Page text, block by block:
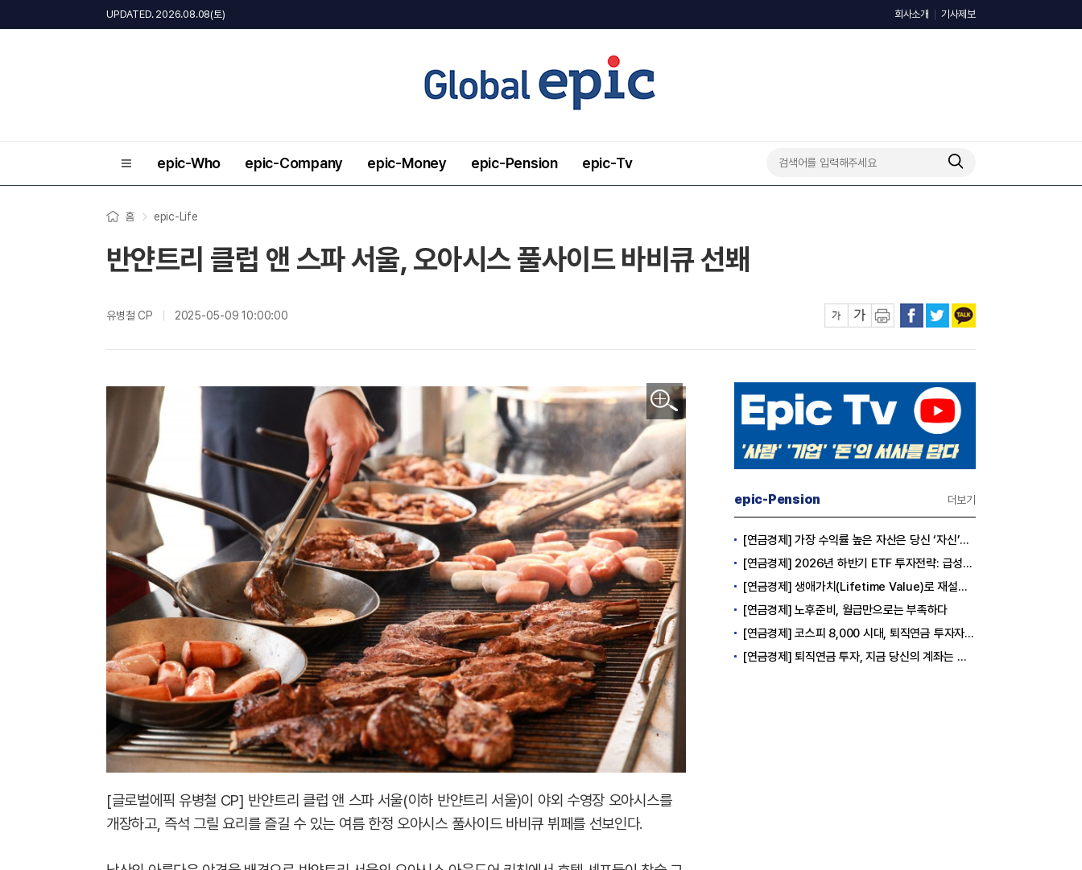
UPDATED. 2026.08.08(토) 회사소개 기사제보
epic-Who epic-Company epic-Money epic-Pension epic-Tv
홈 epic-Life
반얀트리 클럽 앤 스파 서울, 오아시스 풀사이드 바비큐 선봬
유병철 CP 2025-05-09 10:00:00
이미지 확대보기
[글로벌에픽 유병철 CP] 반얀트리 클럽 앤 스파 서울(이하 반얀트리 서울)이 야외 수영장 오아시스를
개장하고, 즉석 그릴 요리를 즐길 수 있는 여름 한정 오아시스 풀사이드 바비큐 뷔페를 선보인다.
epic-Pension 더보기
[연금경제] 가장 수익률 높은 자산은 당신 ‘자신’이다
[연금경제] 2026년 하반기 ETF 투자전략: 급성장의 상반기를 접고, 이제 '실적'이 가르는 하반기를 맞다
[연금경제] 생애가치(Lifetime Value)로 재설계하는 은퇴 후 안정적 생활보장과 평생소득 전략
[연금경제] 노후준비, 월급만으로는 부족하다
[연금경제] 코스피 8,000 시대, 퇴직연금 투자자는 왜 지금 FOMO를 경계해야 하는가
[연금경제] 퇴직연금 투자, 지금 당신의 계좌는 어느 편인가?